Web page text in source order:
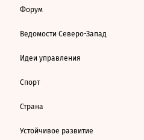
Форум
Ведомости Северо-Запад
Идеи управления
Спорт
Страна
Устойчивое развитие